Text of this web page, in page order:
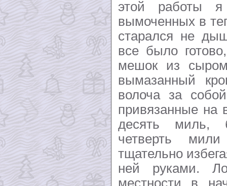
этой работы я
вымоченных в
старался не
все было
мешок из
вымазанный
волоча за
привязанные на
десять миль,
четверть
тщательно
ней руками.
местности в